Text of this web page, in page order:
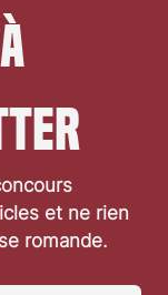
et ne rien
romande.